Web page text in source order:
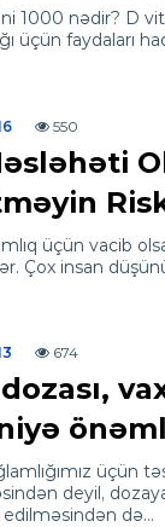
1000 nədir? D
üçün faydaları
550
üçün vacib
Çox insan
674
üçün
deyil,
edilməsindən də…